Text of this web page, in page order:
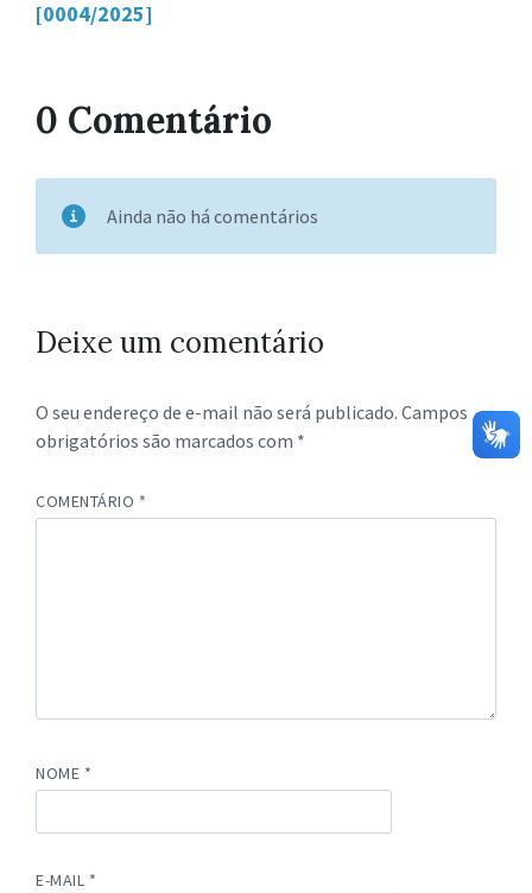
[0004/2025]
0 Comentário
Ainda não há comentários
Deixe um comentário
O seu endereço de e-mail não será publicado. Campos
obrigatórios são marcados com *
COMENTÁRIO *
NOME *
E-MAIL *